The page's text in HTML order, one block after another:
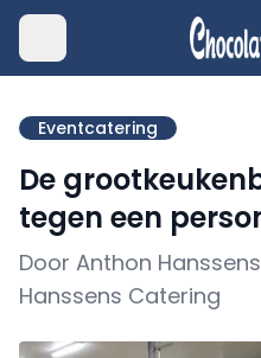
Eventcatering
De
tegen een
Door Anthon
Hanssens Catering